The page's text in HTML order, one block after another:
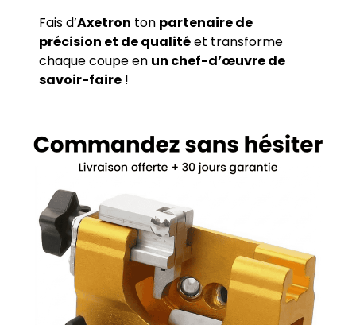
Fais d’Axetron ton partenaire de
précision et de qualitéet transforme
chaque coupe en un chef-d’œuvre de
savoir-faire !